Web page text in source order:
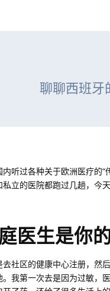
聊聊西班牙
听过各种关于欧洲医疗的
立的医院都跑过几趟，今
医生是你
社区的健康中心注册，然
我第一次去是因为过敏，